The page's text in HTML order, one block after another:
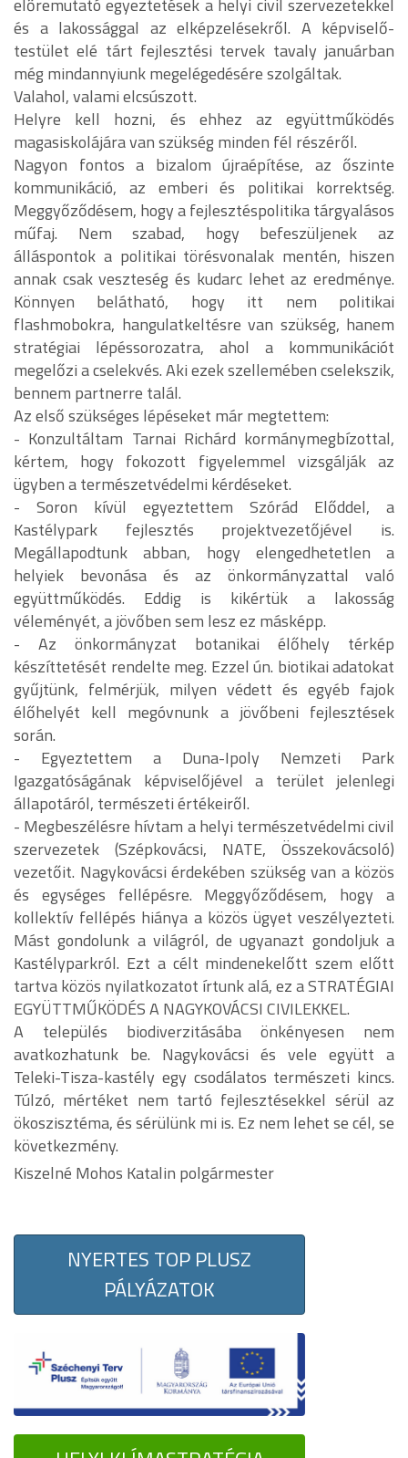
előremutató egyeztetések a helyi civil szervezetekkel
és a lakossággal az elképzelésekről. A képviselő-
testület elé tárt fejlesztési tervek tavaly januárban
még mindannyiunk megelégedésére szolgáltak.
Valahol, valami elcsúszott.
Helyre kell hozni, és ehhez az együttműködés
magasiskolájára van szükség minden fél részéről.
Nagyon fontos a bizalom újraépítése, az őszinte
kommunikáció, az emberi és politikai korrektség.
Meggyőződésem, hogy a fejlesztéspolitika tárgyalásos
műfaj. Nem szabad, hogy befeszüljenek az
álláspontok a politikai törésvonalak mentén, hiszen
annak csak veszteség és kudarc lehet az eredménye.
Könnyen belátható, hogy itt nem politikai
flashmobokra, hangulatkeltésre van szükség, hanem
stratégiai lépéssorozatra, ahol a kommunikációt
megelőzi a cselekvés. Aki ezek szellemében cselekszik,
bennem partnerre talál.
Az első szükséges lépéseket már megtettem:
- Konzultáltam Tarnai Richárd kormánymegbízottal,
kértem, hogy fokozott figyelemmel vizsgálják az
ügyben a természetvédelmi kérdéseket.
- Soron kívül egyeztettem Szórád Előddel, a
Kastélypark fejlesztés projektvezetőjével is.
Megállapodtunk abban, hogy elengedhetetlen a
helyiek bevonása és az önkormányzattal való
együttműködés. Eddig is kikértük a lakosság
véleményét, a jövőben sem lesz ez másképp.
- Az önkormányzat botanikai élőhely térkép
készíttetését rendelte meg. Ezzel ún. biotikai adatokat
gyűjtünk, felmérjük, milyen védett és egyéb fajok
élőhelyét kell megóvnunk a jövőbeni fejlesztések
során.
- Egyeztettem a Duna-Ipoly Nemzeti Park
Igazgatóságának képviselőjével a terület jelenlegi
állapotáról, természeti értékeiről.
- Megbeszélésre hívtam a helyi természetvédelmi civil
szervezetek (Szépkovácsi, NATE, Összekovácsoló)
vezetőit. Nagykovácsi érdekében szükség van a közös
és egységes fellépésre. Meggyőződésem, hogy a
kollektív fellépés hiánya a közös ügyet veszélyezteti.
Mást gondolunk a világról, de ugyanazt gondoljuk a
Kastélyparkról. Ezt a célt mindenekelőtt szem előtt
tartva közös nyilatkozatot írtunk alá, ez a STRATÉGIAI
EGYÜTTMŰKÖDÉS A NAGYKOVÁCSI CIVILEKKEL.
A település biodiverzitásába önkényesen nem
avatkozhatunk be. Nagykovácsi és vele együtt a
Teleki-Tisza-kastély egy csodálatos természeti kincs.
Túlzó, mértéket nem tartó fejlesztésekkel sérül az
ökoszisztéma, és sérülünk mi is. Ez nem lehet se cél, se
következmény.
Kiszelné Mohos Katalin polgármester
NYERTES TOP PLUSZ
PÁLYÁZATOK